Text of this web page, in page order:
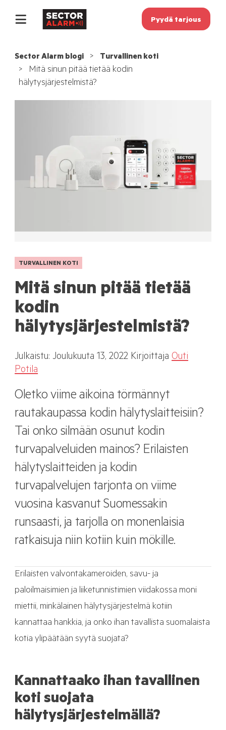
Pyydä tarjous
Sector Alarm blogi Turvallinen koti
Mitä sinun pitää tietää kodin
hälytysjärjestelmistä?
TURVALLINEN KOTI
Mitä sinun pitää tietää
kodin
hälytysjärjestelmistä?
Julkaistu: Joulukuuta 13, 2022 Kirjoittaja Outi
Potila
Oletko viime aikoina törmännyt
rautakaupassa kodin hälytyslaitteisiin?
Tai onko silmään osunut kodin
turvapalveluiden mainos? Erilaisten
hälytyslaitteiden ja kodin
turvapalvelujen tarjonta on viime
vuosina kasvanut Suomessakin
runsaasti, ja tarjolla on monenlaisia
ratkaisuja niin kotiin kuin mökille.
Erilaisten valvontakameroiden, savu- ja
paloilmaisimien ja liiketunnistimien viidakossa moni
miettii, minkälainen hälytysjärjestelmä kotiin
kannattaa hankkia, ja onko ihan tavallista suomalaista
kotia ylipäätään syytä suojata?
Kannattaako ihan tavallinen
koti suojata
hälytysjärjestelmällä?